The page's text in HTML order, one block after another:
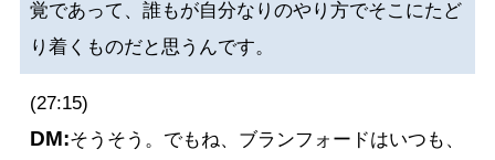
覚であって、誰もが自分なりのやり方でそこにたど
り着くものだと思うんです。
(27:15)
DM:そうそう。でもね、ブランフォードはいつも、